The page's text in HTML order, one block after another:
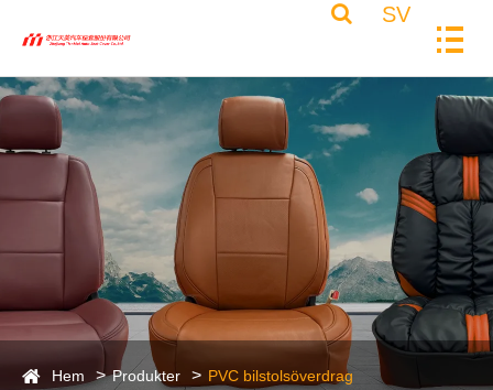
SV
Hem Produkter PVC bilstolsöverdrag